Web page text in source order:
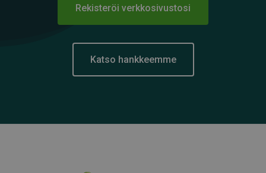
Rekisteröi verkkosivustosi
Katso hankkeemme